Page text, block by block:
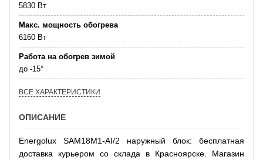
5830 Вт
Макс. мощность обогрева
6160 Вт
Работа на обогрев зимой
до -15°
ВСЕ ХАРАКТЕРИСТИКИ
ОПИСАНИЕ
Energolux SAM18M1-AI/2 наружный блок: бесплатная
доставка курьером со склада в Красноярске. Магазин